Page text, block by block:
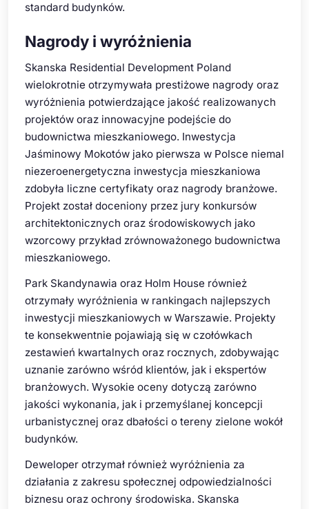
standard budynków.
Nagrody i wyróżnienia
Skanska Residential Development Poland
wielokrotnie otrzymywała prestiżowe nagrody oraz
wyróżnienia potwierdzające jakość realizowanych
projektów oraz innowacyjne podejście do
budownictwa mieszkaniowego. Inwestycja
Jaśminowy Mokotów jako pierwsza w Polsce niemal
niezeroenergetyczna inwestycja mieszkaniowa
zdobyła liczne certyfikaty oraz nagrody branżowe.
Projekt został doceniony przez jury konkursów
architektonicznych oraz środowiskowych jako
wzorcowy przykład zrównoważonego budownictwa
mieszkaniowego.
Park Skandynawia oraz Holm House również
otrzymały wyróżnienia w rankingach najlepszych
inwestycji mieszkaniowych w Warszawie. Projekty
te konsekwentnie pojawiają się w czołówkach
zestawień kwartalnych oraz rocznych, zdobywając
uznanie zarówno wśród klientów, jak i ekspertów
branżowych. Wysokie oceny dotyczą zarówno
jakości wykonania, jak i przemyślanej koncepcji
urbanistycznej oraz dbałości o tereny zielone wokół
budynków.
Deweloper otrzymał również wyróżnienia za
działania z zakresu społecznej odpowiedzialności
biznesu oraz ochrony środowiska. Skanska